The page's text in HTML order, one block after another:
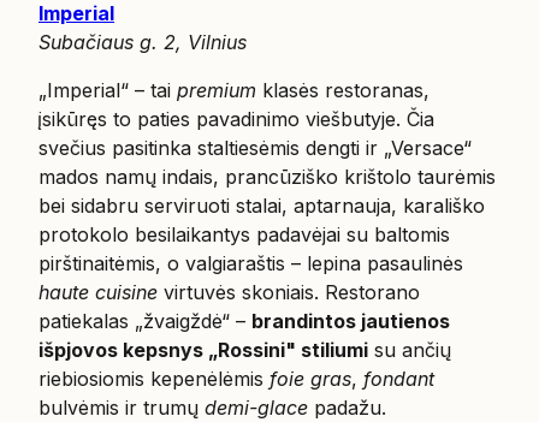
Imperial
Subačiaus g. 2, Vilnius
„Imperial“ – tai premium klasės restoranas,
įsikūręs to paties pavadinimo viešbutyje. Čia
svečius pasitinka staltiesėmis dengti ir „Versace“
mados namų indais, prancūziško krištolo taurėmis
bei sidabru serviruoti stalai, aptarnauja, karališko
protokolo besilaikantys padavėjai su baltomis
pirštinaitėmis, o valgiaraštis – lepina pasaulinės
haute cuisine virtuvės skoniais. Restorano
patiekalas „žvaigždė“ – brandintos jautienos
išpjovos kepsnys „Rossini" stiliumi su ančių
riebiosiomis kepenėlėmis foie gras, fondant
bulvėmis ir trumų demi-glace padažu.